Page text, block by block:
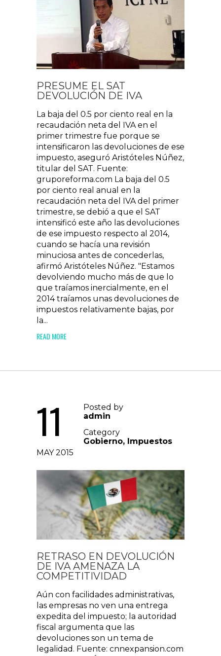
PRESUME EL SAT
DEVOLUCIÓN DE IVA
La baja del 0.5 por ciento real en la
recaudación neta del IVA en el
primer trimestre fue porque se
intensificaron las devoluciones de ese
impuesto, aseguró Aristóteles Núñez,
titular del SAT. Fuente:
gruporeforma.com La baja del 0.5
por ciento real anual en la
recaudación neta del IVA del primer
trimestre, se debió a que el SAT
intensificó este año las devoluciones
de ese impuesto respecto al 2014,
cuando se hacía una revisión
minuciosa antes de concederlas,
afirmó Aristóteles Núñez. "Estamos
devolviendo mucho más de que lo
que traíamos inercialmente, en el
2014 traíamos unas devoluciones de
impuestos relativamente bajas, por
la...
READ MORE
11
MAY 2015
Posted by
admin
Category
Gobierno, Impuestos
RETRASO EN DEVOLUCIÓN
DE IVA AMENAZA LA
COMPETITIVIDAD
Aún con facilidades administrativas,
las empresas no ven una entrega
expedita del impuesto; la autoridad
fiscal argumenta que las
devoluciones son un tema de
legalidad. Fuente: cnnexpansion.com